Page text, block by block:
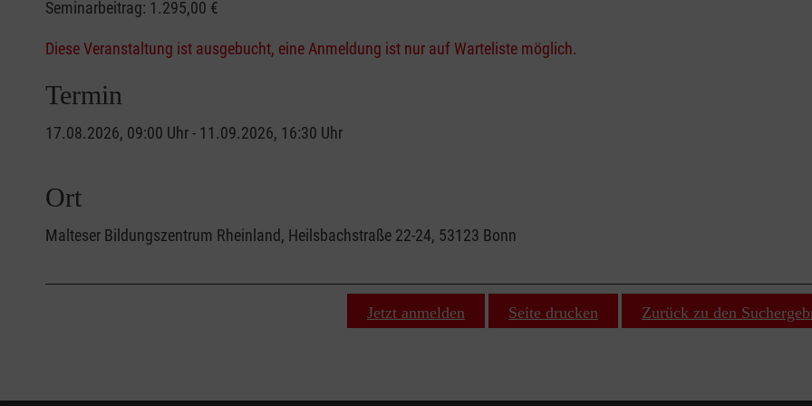
Seminarbeitrag: 1.295,00 €
Diese Veranstaltung ist ausgebucht, eine Anmeldung ist nur auf Warteliste möglich.
Termin
17.08.2026, 09:00 Uhr - 11.09.2026, 16:30 Uhr
Ort
Malteser Bildungszentrum Rheinland, Heilsbachstraße 22-24, 53123 Bonn
Jetzt anmelden Seite drucken Zurück zu den